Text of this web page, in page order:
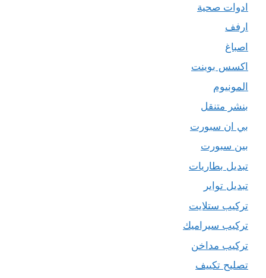
ادوات صحية
ارفف
اصباغ
اكسس بوينت
المونيوم
بنشر متنقل
بي ان سبورت
بين سبورت
تبديل بطاريات
تبديل تواير
تركيب ستلايت
تركيب سيراميك
تركيب مداخن
تصليح تكييف